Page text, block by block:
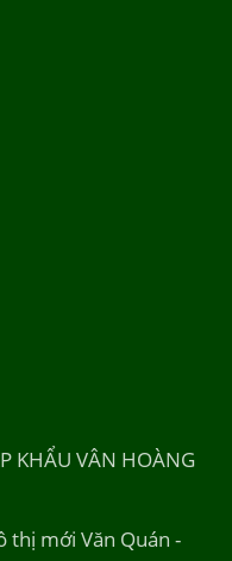
KHẨU VÂN HOÀNG
thị mới Văn Quán -